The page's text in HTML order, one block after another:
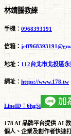
林靖騰教練
手機： 0968393191
信箱：
地址： 112台北市北投區
網址： https://www.178.tw
LineID：6hg5i
178 AI 品牌平台提供 AI
個人、企業及創作者快速